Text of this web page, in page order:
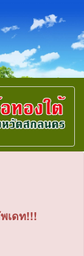
เดท!!!